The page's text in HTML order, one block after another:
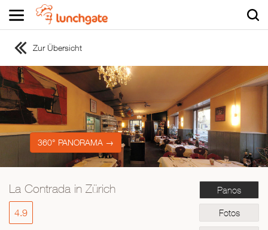
ZUR STARTSEITE
ZUR RESTAURANTSUCHE
Asiatisch
Italienisch
Französisch
Mexikanisch
Spanisch
Zur Übersicht
360° PANORAMA →
Panos
Fotos
La Contrada in Zürich
4.9